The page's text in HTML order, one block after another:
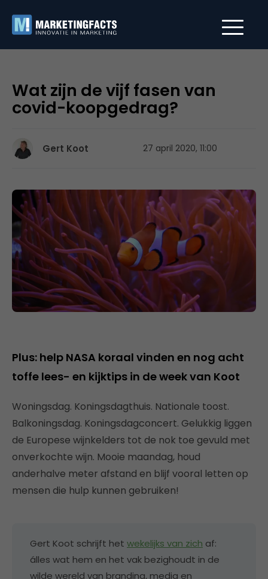
Wat zijn de vijf fasen van
covid-koopgedrag?
Gert Koot 27 april 2020, 11:00
Plus: help NASA koraal vinden en nog acht
toffe lees- en kijktips in de week van Koot
Woningsdag. Koningsdagthuis. Nationale toost.
Balkoningsdag. Koningsdagconcert. Gelukkig liggen
de Europese wijnkelders tot de nok toe gevuld met
onverkochte wijn. Mooie maandag, houd
anderhalve meter afstand en blijf vooral letten op
mensen die hulp kunnen gebruiken!
Gert Koot schrijft het wekelijks van zich af:
álles wat hem en het vak bezighoudt in de
wilde wereld van branding, media en